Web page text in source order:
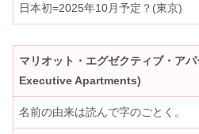
日本初=2025年10月予定？(東京)
マリオット・エグゼクティブ・ア
Executive Apartments)
名前の由来は読んで字のごとく。